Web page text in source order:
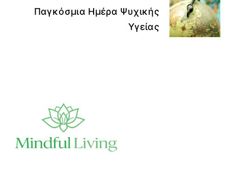
Παγκόσμια Ημέρα Ψυχικής
Υγείας